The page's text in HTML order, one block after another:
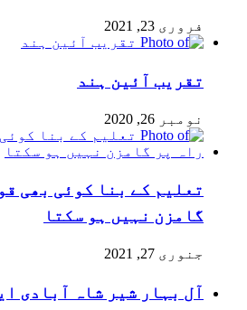
فروری 23, 2021
تقریب آئین ہند
نومبر 26, 2020
تعلیم کے بنا کوئی بھی
گامزن نہیں ہو سکتا
جنوری 27, 2021
آل بہار شیر شاہ آبادی